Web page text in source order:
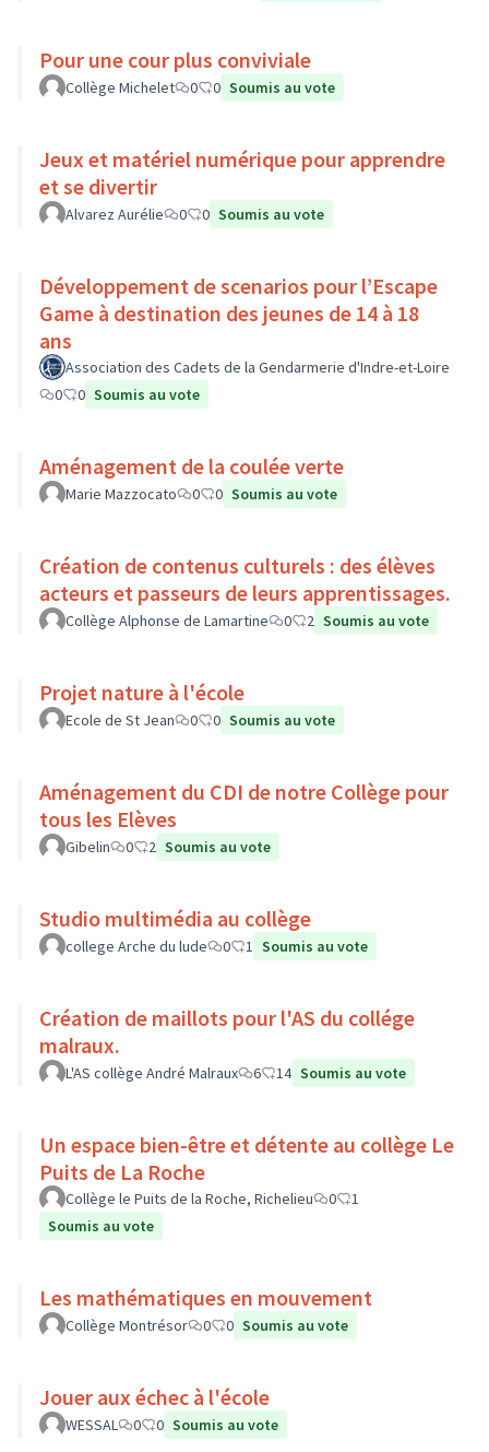
Pour une cour plus conviviale
Collège Michelet 0 0 Soumis au vote
Jeux et matériel numérique pour apprendre
et se divertir
Alvarez Aurélie 0 0 Soumis au vote
Développement de scenarios pour l’Escape
Game à destination des jeunes de 14 à 18
ans
Association des Cadets de la Gendarmerie d'Indre-et-Loire
0
0 Soumis au vote
Aménagement de la coulée verte
Marie Mazzocato 0 0 Soumis au vote
Création de contenus culturels : des élèves
acteurs et passeurs de leurs apprentissages.
Collège Alphonse de Lamartine 0 2 Soumis au vote
Projet nature à l'école
Ecole de St Jean 0 0 Soumis au vote
Aménagement du CDI de notre Collège pour
tous les Elèves
Gibelin 0 2 Soumis au vote
Studio multimédia au collège
college Arche du lude 0 1 Soumis au vote
Création de maillots pour l'AS du collége
malraux.
L'AS collège André Malraux 6 14 Soumis au vote
Un espace bien-être et détente au collège Le
Puits de La Roche
Collège le Puits de la Roche, Richelieu 0
1
Soumis au vote
Les mathématiques en mouvement
Collège Montrésor 0 0 Soumis au vote
Jouer aux échec à l'école
WESSAL 0 0 Soumis au vote